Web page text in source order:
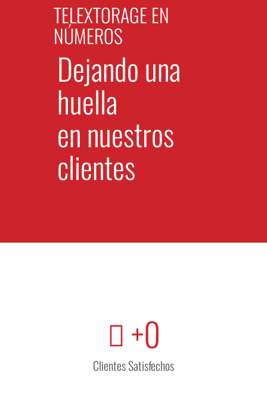
TELEXTORAGE EN
NÚMEROS
Dejando una
huella
en nuestros
clientes
+0
Clientes Satisfechos